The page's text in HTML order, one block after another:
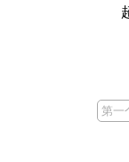
第一